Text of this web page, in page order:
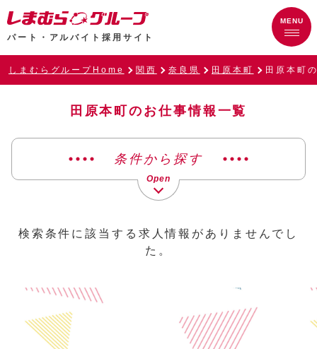
パート・アルバイト採用サイト
しまむらグループHome 関西 奈良県 田原本町 田原本町
田原本町のお仕事情報一覧
条件から探す
検索条件に該当する求人情報がありませんでし
た。